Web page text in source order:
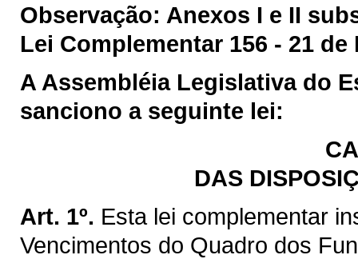
Observação: Anexos I e II
Lei Complementar 156 - 21 de
A Assembléia Legislativa do
sanciono a seguinte lei:
DAS
Art. 1º. Esta lei complementar
Vencimentos do Quadro dos